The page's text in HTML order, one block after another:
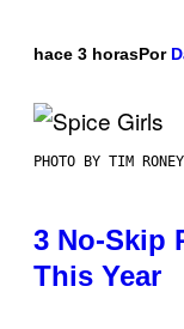
hace 3 horasPor
PHOTO BY TIM
3 No-Skip
This Year